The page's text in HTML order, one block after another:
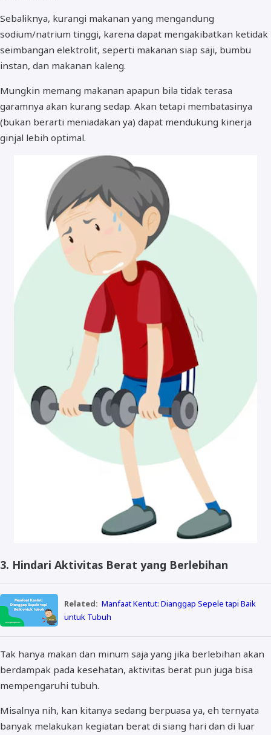
Sebaliknya, kurangi makanan yang mengandung
sodium/natrium tinggi, karena dapat mengakibatkan ketidak
seimbangan elektrolit, seperti makanan siap saji, bumbu
instan, dan makanan kaleng.
Mungkin memang makanan apapun bila tidak terasa
garamnya akan kurang sedap. Akan tetapi membatasinya
(bukan berarti meniadakan ya) dapat mendukung kinerja
ginjal lebih optimal.
3. Hindari Aktivitas Berat yang Berlebihan
Related: Manfaat Kentut: Dianggap Sepele tapi Baik
untuk Tubuh
Tak hanya makan dan minum saja yang jika berlebihan akan
berdampak pada kesehatan, aktivitas berat pun juga bisa
mempengaruhi tubuh.
Misalnya nih, kan kitanya sedang berpuasa ya, eh ternyata
banyak melakukan kegiatan berat di siang hari dan di luar